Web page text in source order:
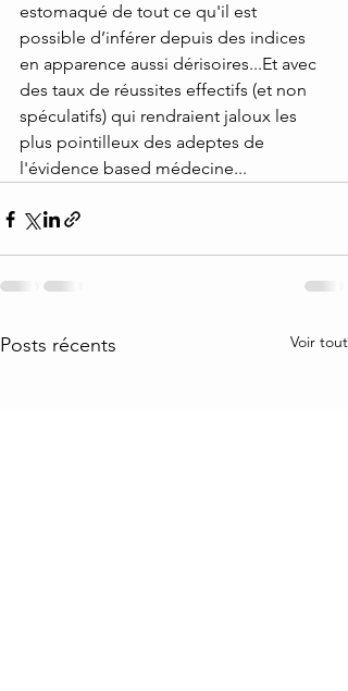
estomaqué de tout ce qu'il est
possible d’inférer depuis des indices
en apparence aussi dérisoires...Et avec
des taux de réussites effectifs (et non
spéculatifs) qui rendraient jaloux les
plus pointilleux des adeptes de
l'évidence based médecine...
Posts récents Voir tout